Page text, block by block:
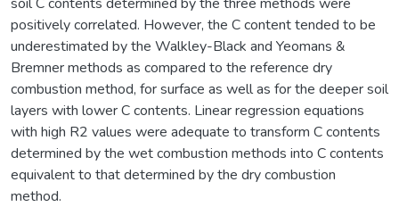
positively correlated. However, the C content tended to be
underestimated by the Walkley-Black and Yeomans &
Bremner methods as compared to the reference dry
combustion method, for surface as well as for the deeper soil
layers with lower C contents. Linear regression equations
with high R2 values were adequate to transform C contents
determined by the wet combustion methods into C contents
equivalent to that determined by the dry combustion
method.